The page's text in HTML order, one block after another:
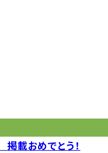
載おめでとう！